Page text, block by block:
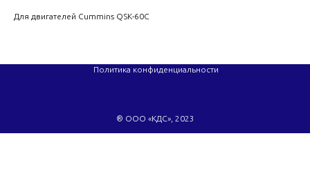
Для двигателей Cummins QSK-60C
® ООО «КДС», 2023
Политика конфиденциальности